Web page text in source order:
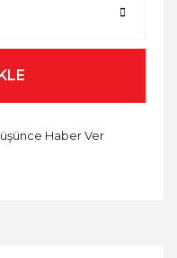
Haber Ver